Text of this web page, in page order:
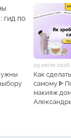
29 июля 2026
Как
самому ᐈ
макияж